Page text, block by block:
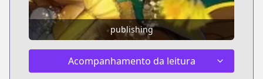
publishing
Acompanhamento da leitura